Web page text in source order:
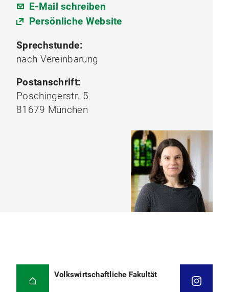
E-Mail schreiben
Persönliche Website
Sprechstunde:
nach Vereinbarung
Postanschrift:
Poschingerstr. 5
81679 München
Volkswirtschaftliche Fakultät